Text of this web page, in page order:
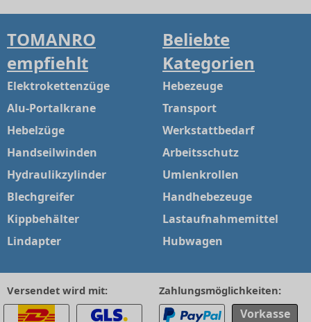
TOMANRO
empfiehlt
Elektrokettenzüge
Alu-Portalkrane
Hebelzüge
Handseilwinden
Hydraulikzylinder
Blechgreifer
Kippbehälter
Lindapter
Beliebte
Kategorien
Hebezeuge
Transport
Werkstattbedarf
Arbeitsschutz
Umlenkrollen
Handhebezeuge
Lastaufnahmemittel
Hubwagen
Versendet wird mit: Zahlungsmöglichkeiten:
Vorkasse